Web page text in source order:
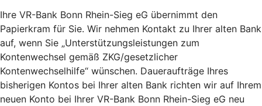
Ihre VR-Bank Bonn Rhein-Sieg eG übernimmt den
Papierkram für Sie. Wir nehmen Kontakt zu Ihrer alten Bank
auf, wenn Sie „Unterstützungsleistungen zum
Kontenwechsel gemäß ZKG/gesetzlicher
Kontenwechselhilfe“ wünschen. Daueraufträge Ihres
bisherigen Kontos bei Ihrer alten Bank richten wir auf Ihrem
neuen Konto bei Ihrer VR-Bank Bonn Rhein-Sieg eG neu